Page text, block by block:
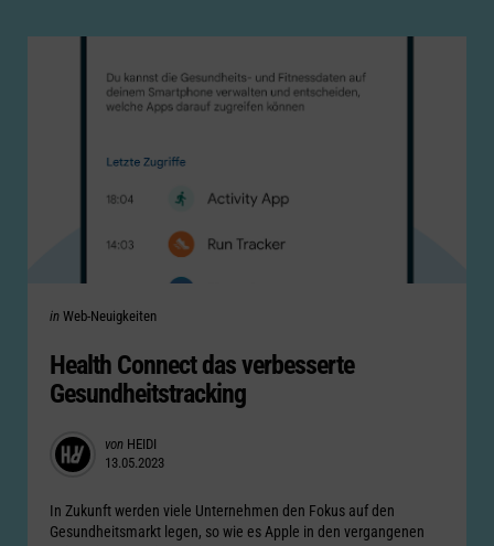
Categories
Posted
in Web-Neuigkeiten
Health Connect das verbesserte
Gesundheitstracking
Posted
by
von HEIDI
13.05.2023
In Zukunft werden viele Unternehmen den Fokus auf den
Gesundheitsmarkt legen, so wie es Apple in den vergangenen